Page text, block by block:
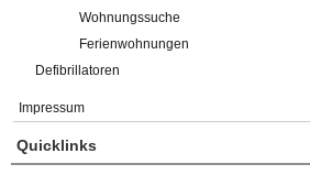
Wohnungssuche
Ferienwohnungen
Defibrillatoren
Impressum
Quicklinks